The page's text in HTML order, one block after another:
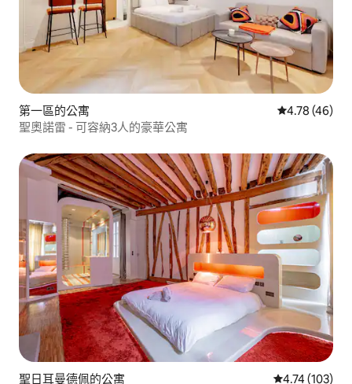
第一區的公寓 從 46 則評價
4.78 (46)
聖奧諾雷 - 可容納3人的豪華公寓
聖日耳曼德佩的公寓 從 103 則評價
4.74 (103)